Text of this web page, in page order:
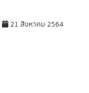
21 สิงหาคม 2564